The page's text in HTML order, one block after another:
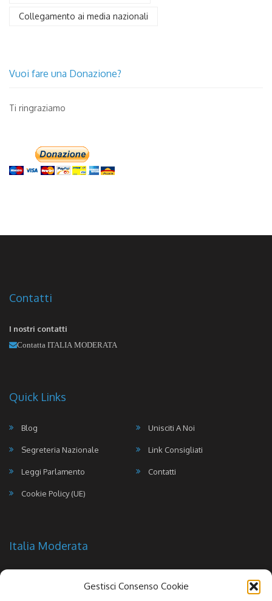
Gestisci Consenso Cookie
Collegamento ai media nazionali
Vuoi fare una Donazione?
Ti ringraziamo
Contatti
I nostri contatti
Contatta ITALIA MODERATA
Quick Links
Blog Unisciti A Noi
Segreteria Nazionale Link Consigliati
Leggi Parlamento Contatti
Cookie Policy (UE)
Italia Moderata